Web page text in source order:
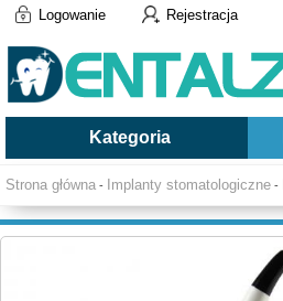
Logowanie Rejestracja
Kategoria
Strona główna - Implanty stomatologiczne -